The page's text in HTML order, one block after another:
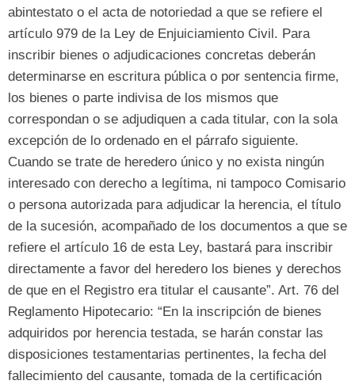
abintestato o el acta de notoriedad a que se refiere el
artículo 979 de la Ley de Enjuiciamiento Civil. Para
inscribir bienes o adjudicaciones concretas deberán
determinarse en escritura pública o por sentencia firme,
los bienes o parte indivisa de los mismos que
correspondan o se adjudiquen a cada titular, con la sola
excepción de lo ordenado en el párrafo siguiente.
Cuando se trate de heredero único y no exista ningún
interesado con derecho a legítima, ni tampoco Comisario
o persona autorizada para adjudicar la herencia, el título
de la sucesión, acompañado de los documentos a que se
refiere el artículo 16 de esta Ley, bastará para inscribir
directamente a favor del heredero los bienes y derechos
de que en el Registro era titular el causante”. Art. 76 del
Reglamento Hipotecario: “En la inscripción de bienes
adquiridos por herencia testada, se harán constar las
disposiciones testamentarias pertinentes, la fecha del
fallecimiento del causante, tomada de la certificación